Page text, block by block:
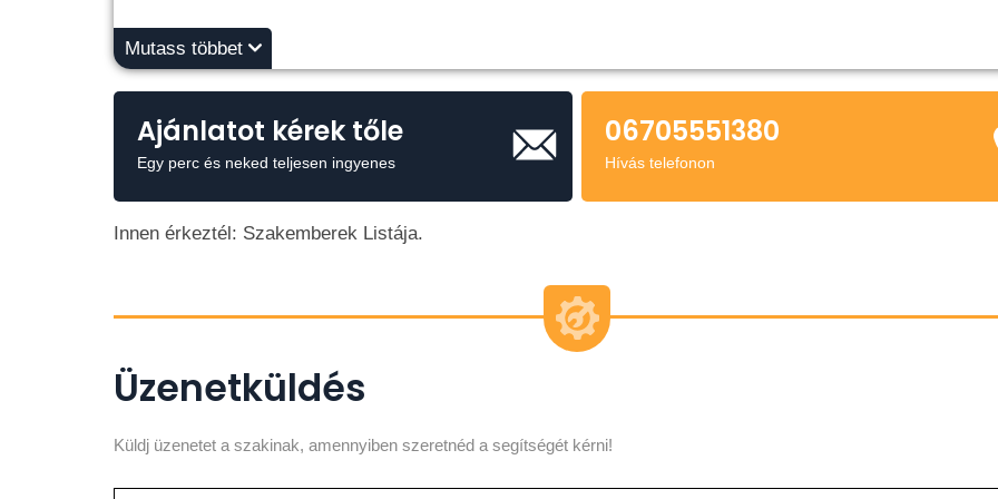
Mutass többet
Ajánlatot kérek tőle
Egy perc és neked teljesen ingyenes
06705551380
Hívás telefonon
Innen érkeztél: Szakemberek Listája.
Üzenetküldés
Küldj üzenetet a szakinak, amennyiben szeretnéd a segítségét kérni!